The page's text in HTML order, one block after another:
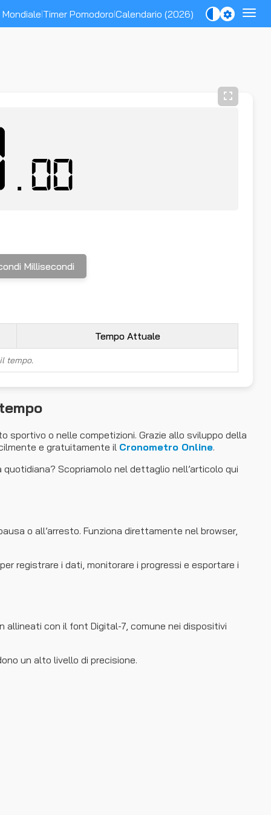
Timer Pomodoro Calendario (2026)
.00
Millisecondi
Tempo Attuale
tempo.
sportivo o nelle competizioni. Grazie allo sviluppo della
e gratuitamente il Cronometro Online.
Scopriamolo nel dettaglio nell’articolo qui
o all’arresto. Funziona direttamente nel browser,
registrare i dati, monitorare i progressi e esportare i
allineati con il font Digital-7, comune nei dispositivi
un alto livello di precisione.